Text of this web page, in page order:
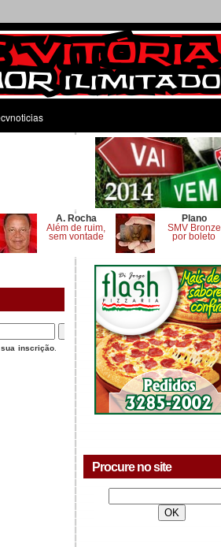
A. Rocha
Além de ruim,
sem vontade
Plano
SMV Bronze
por boleto
inscrição
Procure no site